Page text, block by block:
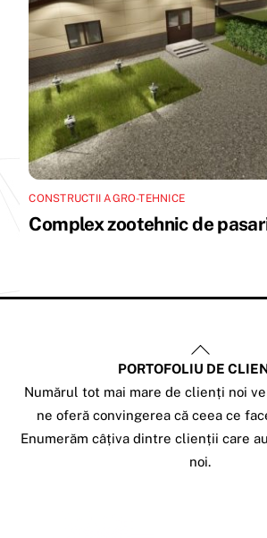
CONSTRUCTII AGRO-TEHNICE
Complex zootehnic de
Back
To
Top
PORTOFOLIU DE
Numărul tot mai mare de clienți noi
ne oferă convingerea că ceea ce
Enumerăm câțiva dintre clienții care
noi.